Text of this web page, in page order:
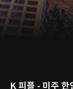
K 피플 - 미주 한